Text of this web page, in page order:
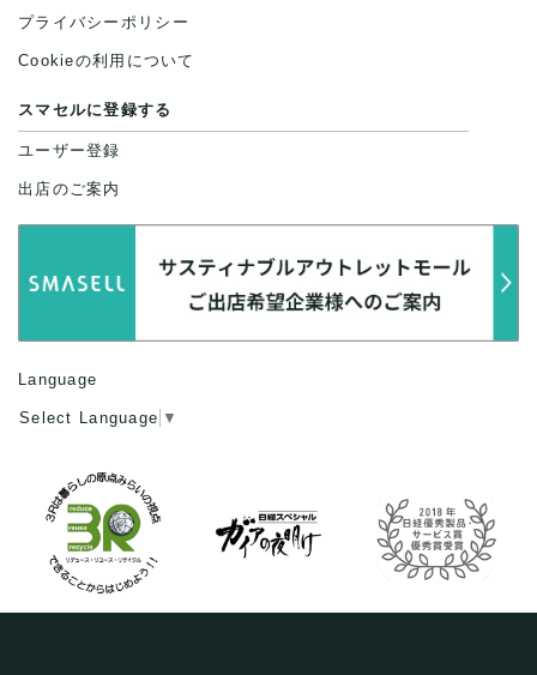
プライバシーポリシー
Cookieの利用について
スマセルに登録する
ユーザー登録
出店のご案内
Language
Select Language ▼